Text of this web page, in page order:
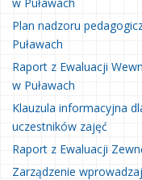
Plan nadzoru
Puławach
Raport z Ewaluacji
w Puławach
Klauzula informacyjna
uczestników zajęć
Raport z Ewaluacji
Zarządzenie